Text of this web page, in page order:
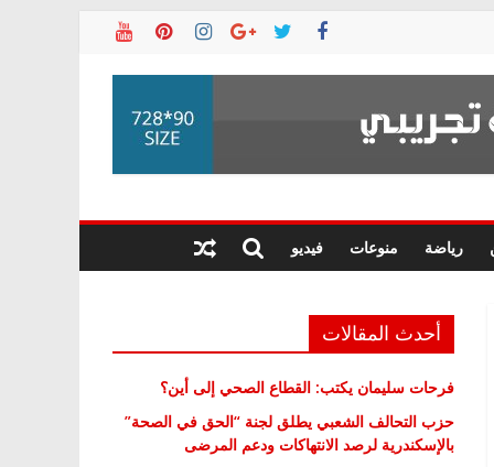
رياضة منوعات فيديو
أحدث المقالات
فرحات سليمان يكتب: القطاع الصحي إلى أين؟
حزب التحالف الشعبي يطلق لجنة “الحق في الصحة”
بالإسكندرية لرصد الانتهاكات ودعم المرضى